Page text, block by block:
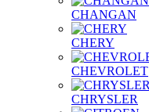
CHANGAN
CHERY
CHEVROLET
CHRYSLER